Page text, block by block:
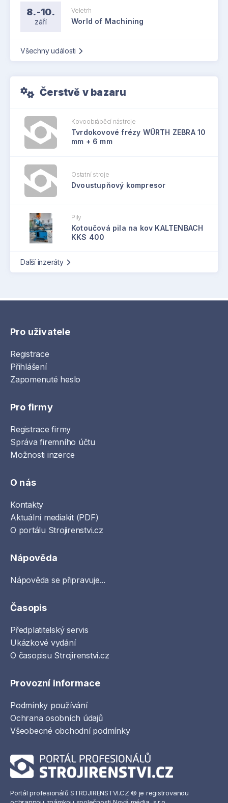
8.-10.
září
Veletrh
World of Machining
Všechny události
Čerstvě v bazaru
Kovoobráběcí nástroje
Tvrdokovové frézy WÜRTH ZEBRA 10
mm + 6 mm
Ostatní stroje
Dvoustupňový kompresor
Pily
Kotoučová pila na kov KALTENBACH
KKS 400
Další inzeráty
Pro uživatele
Registrace
Přihlášení
Zapomenuté heslo
Pro firmy
Registrace firmy
Správa firemního účtu
Možnosti inzerce
O nás
Kontakty
Aktuální mediakit (PDF)
O portálu Strojirenstvi.cz
Nápověda
Nápověda se připravuje...
Časopis
Předplatitelský servis
Ukázkové vydání
O časopisu Strojirenstvi.cz
Provozní informace
Podmínky používání
Ochrana osobních údajů
Všeobecné obchodní podmínky
Portál profesionálů STROJIRENSTVI.CZ © je registrovanou